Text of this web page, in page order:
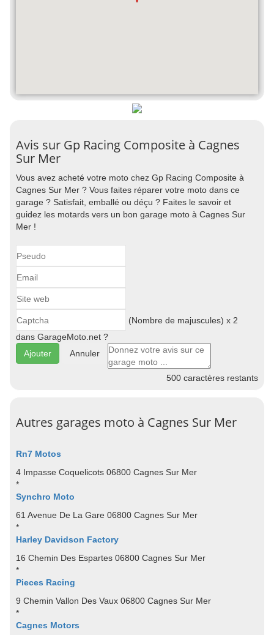
Avis sur Gp Racing Composite à Cagnes
Sur Mer
Vous avez acheté votre moto chez Gp Racing Composite à
Cagnes Sur Mer ? Vous faites réparer votre moto dans ce
garage ? Satisfait, emballé ou déçu ? Faites le savoir et
guidez les motards vers un bon garage moto à Cagnes Sur
Mer !
(Nombre de majuscules) x 2
dans GarageMoto.net ?
Annuler
500 caractères restants
Autres garages moto à Cagnes Sur Mer
Rn7 Motos
4 Impasse Coquelicots 06800 Cagnes Sur Mer
*
Synchro Moto
61 Avenue De La Gare 06800 Cagnes Sur Mer
*
Harley Davidson Factory
16 Chemin Des Espartes 06800 Cagnes Sur Mer
*
Pieces Racing
9 Chemin Vallon Des Vaux 06800 Cagnes Sur Mer
*
Cagnes Motors